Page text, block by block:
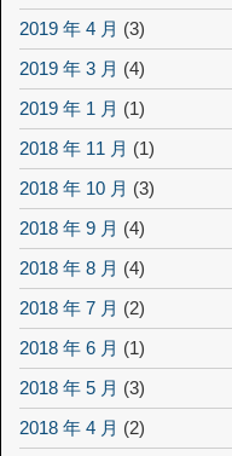
2019 年 4 月 (3)
2019 年 3 月 (4)
2019 年 1 月 (1)
2018 年 11 月 (1)
2018 年 10 月 (3)
2018 年 9 月 (4)
2018 年 8 月 (4)
2018 年 7 月 (2)
2018 年 6 月 (1)
2018 年 5 月 (3)
2018 年 4 月 (2)